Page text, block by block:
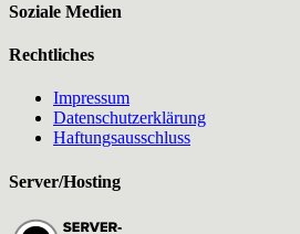
Soziale Medien
Rechtliches
Impressum
Datenschutzerklärung
Haftungsausschluss
Server/Hosting